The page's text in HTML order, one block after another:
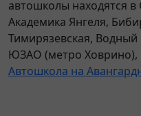
автошколы находятся
Академика Янгеля,
Тимирязевская, Водный
ЮЗАО (метро Ховрино),
Автошкола на